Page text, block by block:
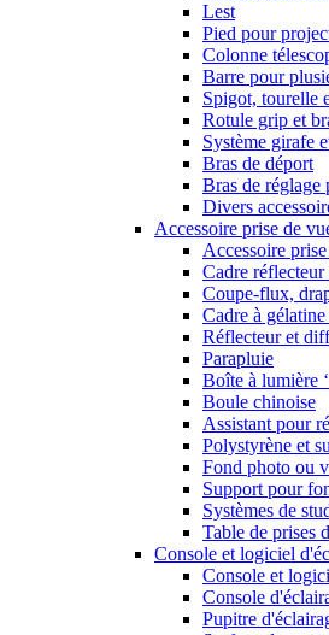
Lest
Pied pour
Colonne
Barre pour
Spigot, tourelle
Rotule grip et
Système girafe
Bras de déport
Bras de réglage
Divers
Accessoire prise de
Accessoire
Cadre
Coupe-flux,
Cadre à
Réflecteur et
Parapluie
Boîte à lumière
Boule chinoise
Assistant pour
Polystyrène et
Fond photo ou
Support pour
Systèmes de
Table de prises
Console et logiciel
Console et
Console
Pupitre